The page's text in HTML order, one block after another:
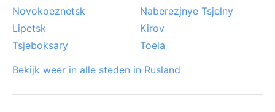
Novokoeznetsk
Naberezjnye Tsjelny
Lipetsk
Kirov
Tsjeboksary
Toela
Bekijk weer in alle steden in Rusland